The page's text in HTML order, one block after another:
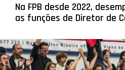
Na FPB desde 2022,
as funções de Diretor de